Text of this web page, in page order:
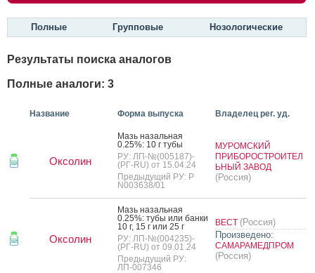
Полные Групповые Нозологические
Результаты поиска аналогов
Полные аналоги: 3
Название Форма выпуска Владелец рег. уд.
Оксолин
Мазь на­заль­ная
0.25%: 10 г ту­бы
РУ: ЛП-№(005187)-
(РГ-RU) от 15.04.24
Предыдущий РУ: Р
N003638/01
МУРОМСКИЙ
ПРИБОРОСТРОИТЕЛ
ЬНЫЙ ЗАВОД
(Россия)
Оксолин
Мазь на­заль­ная
0.25%: ту­бы или бан­ки
10 г, 15 г или 25 г
РУ: ЛП-№(004235)-
(РГ-RU) от 09.01.24
Предыдущий РУ:
ЛП-007346
ВЕСТ (Россия)
Произведено:
САМАРАМЕДПРОМ
(Россия)